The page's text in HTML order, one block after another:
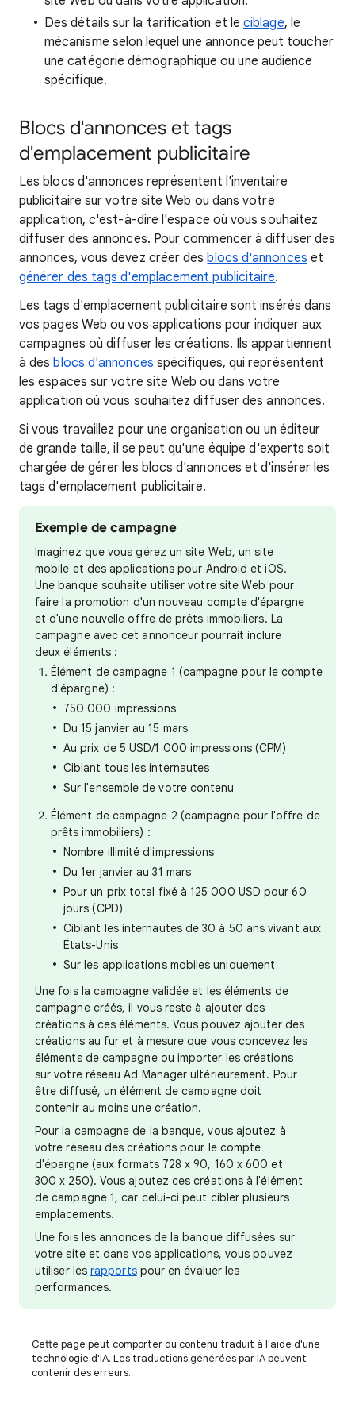
Des détails sur la tarification et leciblage, le
mécanisme selon lequel une annonce peut toucher
une catégorie démographique ou une audience
spécifique.
Blocs d'annonces et tags
d'emplacement publicitaire
Les blocs d'annonces représentent l'inventaire
publicitaire sur votre site Web ou dans votre
application, c'est-à-dire l'espace où vous souhaitez
diffuser des annonces. Pour commencer à diffuser des
annonces, vous devez créer desblocs d'annonces et
générer des tags d'emplacement publicitaire.
Les tags d'emplacement publicitaire sont insérés dans
vos pages Web ou vos applications pour indiquer aux
campagnes où diffuser les créations. Ils appartiennent
à desblocs d'annonces spécifiques, qui représentent
les espaces sur votre site Web ou dans votre
application où vous souhaitez diffuser des annonces.
Si vous travaillez pour une organisation ou un éditeur
de grande taille, il se peut qu'une équipe d'experts soit
chargée de gérer les blocs d'annonces et d'insérer les
tags d'emplacement publicitaire.
Exemple de campagne
Imaginez que vous gérez un site Web, un site
mobile et des applications pour Android et iOS.
Une banque souhaite utiliser votre site Web pour
faire la promotion d'un nouveau compte d'épargne
et d'une nouvelle offre de prêts immobiliers. La
campagne avec cet annonceur pourrait inclure
deux éléments :
Élément de campagne 1 (campagne pour le compte
d'épargne) :
750 000 impressions
Du 15 janvier au 15 mars
Au prix de 5 USD/1 000 impressions (CPM)
Ciblant tous les internautes
Sur l'ensemble de votre contenu
Élément de campagne 2 (campagne pour l'offre de
prêts immobiliers) :
Nombre illimité d'impressions
Du 1er janvier au 31 mars
Pour un prix total fixé à 125 000 USD pour 60
jours (CPD)
Ciblant les internautes de 30 à 50 ans vivant aux
États-Unis
Sur les applications mobiles uniquement
Une fois la campagne validée et les éléments de
campagne créés, il vous reste à ajouter des
créations à ces éléments. Vous pouvez ajouter des
créations au fur et à mesure que vous concevez les
éléments de campagne ou importer les créations
sur votre réseau Ad Manager ultérieurement. Pour
être diffusé, un élément de campagne doit
contenir au moins une création.
Pour la campagne de la banque, vous ajoutez à
votre réseau des créations pour le compte
d'épargne (aux formats 728 x 90, 160 x 600 et
300 x 250). Vous ajoutez ces créations à l'élément
de campagne 1, car celui-ci peut cibler plusieurs
emplacements.
Une fois les annonces de la banque diffusées sur
votre site et dans vos applications, vous pouvez
utiliser lesrapportspour en évaluer les
performances.
Cette page peut comporter du contenu traduit à l'aide d'une
technologie d'IA. Les traductions générées par IA peuvent
contenir des erreurs.